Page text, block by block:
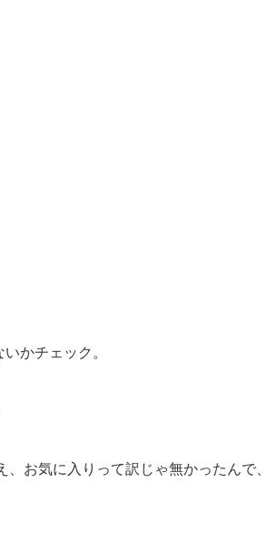
いかチェック。
お気に入りって訳じゃ無かったんで